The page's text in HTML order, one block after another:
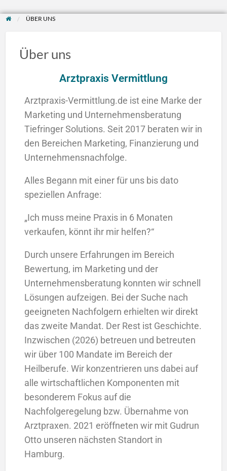
ÜBER UNS
Über uns
Arztpraxis Vermittlung
Arztpraxis-Vermittlung.de ist eine Marke der
Marketing und Unternehmensberatung
Tiefringer Solutions. Seit 2017 beraten wir in
den Bereichen Marketing, Finanzierung und
Unternehmensnachfolge.
Alles Begann mit einer für uns bis dato
speziellen Anfrage:
„Ich muss meine Praxis in 6 Monaten
verkaufen, könnt ihr mir helfen?“
Durch unsere Erfahrungen im Bereich
Bewertung, im Marketing und der
Unternehmensberatung konnten wir schnell
Lösungen aufzeigen. Bei der Suche nach
geeigneten Nachfolgern erhielten wir direkt
das zweite Mandat. Der Rest ist Geschichte.
Inzwischen (2026) betreuen und betreuten
wir über 100 Mandate im Bereich der
Heilberufe. Wir konzentrieren uns dabei auf
alle wirtschaftlichen Komponenten mit
besonderem Fokus auf die
Nachfolgeregelung bzw. Übernahme von
Arztpraxen. 2021 eröffneten wir mit Gudrun
Otto unseren nächsten Standort in
Hamburg.